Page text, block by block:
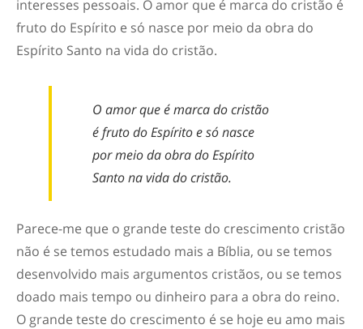
interesses pessoais. O amor que é marca do cristão é
fruto do Espírito e só nasce por meio da obra do
Espírito Santo na vida do cristão.
O amor que é marca do cristão
é fruto do Espírito e só nasce
por meio da obra do Espírito
Santo na vida do cristão.
Parece-me que o grande teste do crescimento cristão
não é se temos estudado mais a Bíblia, ou se temos
desenvolvido mais argumentos cristãos, ou se temos
doado mais tempo ou dinheiro para a obra do reino.
O grande teste do crescimento é se hoje eu amo mais